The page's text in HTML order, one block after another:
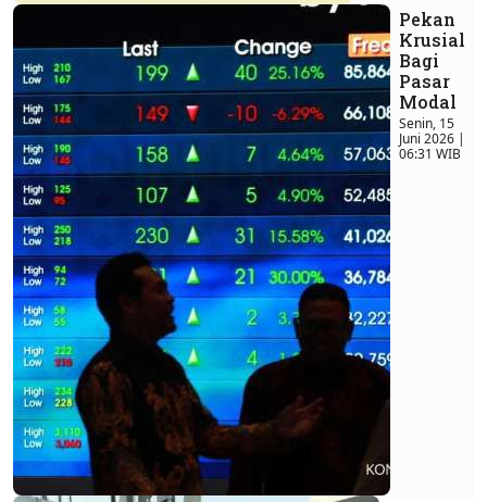
Pekan
Krusial
Bagi
Pasar
Modal
Senin, 15
Juni 2026 |
06:31 WIB